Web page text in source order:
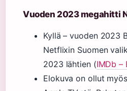
Vuoden 2023 megahitti
Kyllä – vuoden 2023
Netflixin Suomen
2023 lähtien (IMDb –
Elokuva on ollut